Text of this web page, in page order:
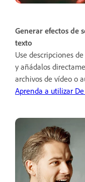
Generar efectos de
texto
Use descripciones
y añádalos
archivos de vídeo o
Aprenda a utilizar